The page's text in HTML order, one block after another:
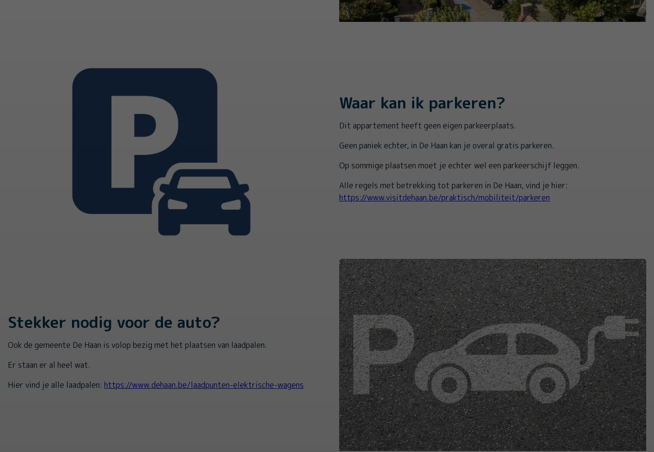
Waar kan ik parkeren?
Dit appartement heeft geen eigen parkeerplaats.
Geen paniek echter, in De Haan kan je overal gratis parkeren.
Op sommige plaatsen moet je echter wel een parkeerschijf leggen.
Alle regels met betrekking tot parkeren in De Haan, vind je hier:
https://www.visitdehaan.be/praktisch/mobiliteit/parkeren
Stekker nodig voor de auto?
Ook de gemeente De Haan is volop bezig met het plaatsen van laadpalen.
Er staan er al heel wat.
Hier vind je alle laadpalen: https://www.dehaan.be/laadpunten-elektrische-wagens